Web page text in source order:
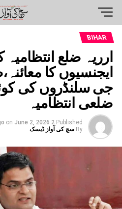
BIHAR
ایجنسیوں کا
جی سلنڈروں کی
ضلعی انتظامیہ
Published
2 months ago
on June 2, 2026
By سچ کی آواز ڈیسک